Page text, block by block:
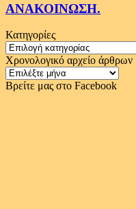
ΑΝΑΚΟΙΝΩΣΗ.
Κατηγορίες
Κατηγορίες
Χρονολογικό αρχείο άρθρων
Χρονολογικό
αρχείο
Βρείτε μας στο Facebook